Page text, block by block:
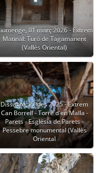
01 març 2026 - Extrem
Matinal: Turó de Tagamanent
(Vallès Oriental)
Dissabte, 27 des 2025 - Extrem
Can Borrell - Torre d'en Malla -
Parets - Església de Parets -
Pessebre monumental (Vallès
Oriental